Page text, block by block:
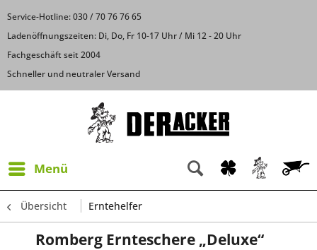
Service-Hotline: 030 / 70 76 76 65
Ladenöffnungszeiten: Di, Do, Fr 10-17 Uhr / Mi 12 - 20 Uhr
Fachgeschäft seit 2004
Schneller und neutraler Versand
Menü
Übersicht Erntehelfer
Romberg Ernteschere „Deluxe“